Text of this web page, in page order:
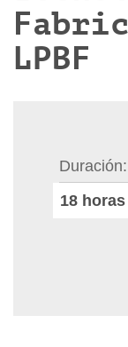
LPBF
Duración
18 horas